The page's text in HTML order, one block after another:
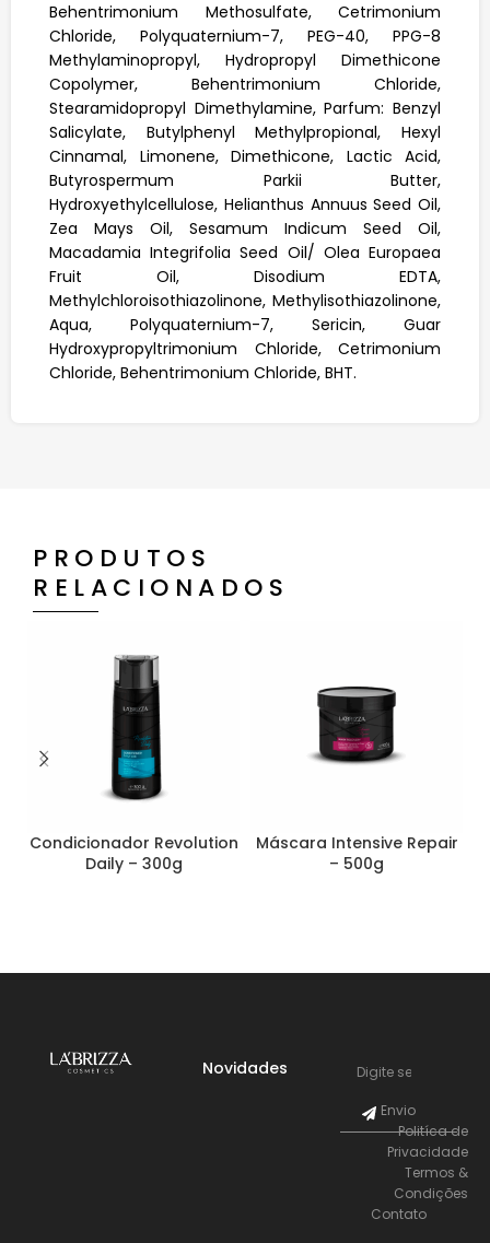
Behentrimonium Methosulfate, Cetrimonium
Chloride, Polyquaternium-7, PEG-40, PPG-8
Methylaminopropyl, Hydropropyl Dimethicone
Copolymer, Behentrimonium Chloride,
Stearamidopropyl Dimethylamine, Parfum: Benzyl
Salicylate, Butylphenyl Methylpropional, Hexyl
Cinnamal, Limonene, Dimethicone, Lactic Acid,
Butyrospermum Parkii Butter,
Hydroxyethylcellulose, Helianthus Annuus Seed Oil,
Zea Mays Oil, Sesamum Indicum Seed Oil,
Macadamia Integrifolia Seed Oil/ Olea Europaea
Fruit Oil, Disodium EDTA,
Methylchloroisothiazolinone, Methylisothiazolinone,
Aqua, Polyquaternium-7, Sericin, Guar
Hydroxypropyltrimonium Chloride, Cetrimonium
Chloride, Behentrimonium Chloride, BHT.
PRODUTOS
RELACIONADOS
Condicionador Revolution
Daily – 300g
Máscara Intensive Repair
– 500g
Novidades
Envio
Politíca de
Privacidade
Termos &
Condições
Contato